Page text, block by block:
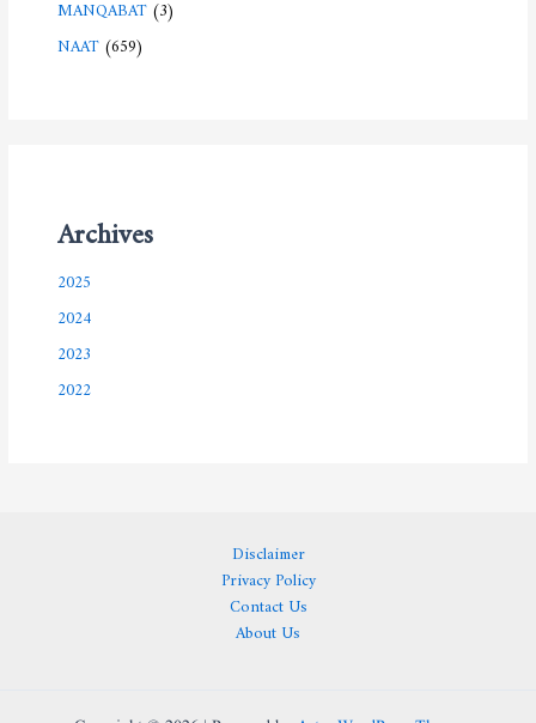
NAAT(659)
Archives
2025
2024
2023
2022
Disclaimer
Privacy Policy
Contact Us
About Us